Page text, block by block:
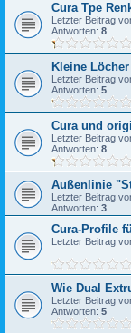
Cura Tpe
Letzter Beitrag
Antworten: 8
Kleine
Letzter Beitrag
Antworten: 5
Cura und
Letzter Beitrag
Antworten: 8
Außenlinie
Letzter Beitrag
Antworten: 3
Cura-Profile
Letzter Beitrag
Wie Dual
Letzter Beitrag
Antworten: 5